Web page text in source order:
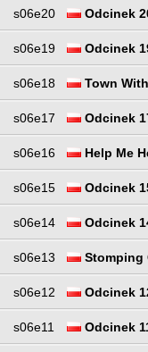
s06e20 Odcinek
s06e19 Odcinek
s06e18 Town
s06e17 Odcinek
s06e16 Help Me
s06e15 Odcinek
s06e14 Odcinek
s06e13 Stomping
s06e12 Odcinek
s06e11 Odcinek